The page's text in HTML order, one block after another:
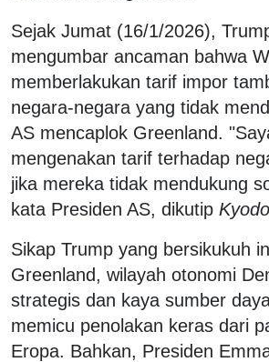
Sejak Jumat (16/1/2026),
mengumbar ancaman bahwa
memberlakukan tarif impor
negara-negara yang tidak
AS mencaplok Greenland.
mengenakan tarif terhadap
jika mereka tidak mendukung
kata Presiden AS, dikutip Kyodo
Sikap Trump yang bersikukuh
Greenland, wilayah otonomi
strategis dan kaya sumber
memicu penolakan keras dari
Eropa. Bahkan, Presiden